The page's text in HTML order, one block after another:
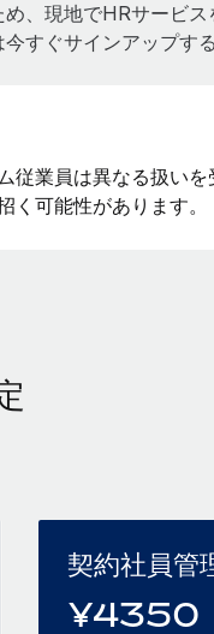
、現地でHRサービス
すぐサインアップす
従業員は異なる扱い
可能性があります。
契約社員管
¥4350